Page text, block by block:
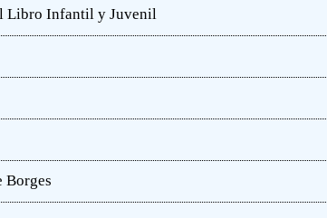
Libro Infantil y Juvenil
Borges